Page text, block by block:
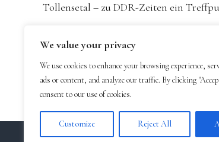
We value your privacy
We use cookies to enhance your browsing experience,
ads or content, and analyze our traffic. By clicking
consent to our use of cookies.
Customize Reject All
Tollensetal – zu DDR-Zeiten ein
Gespräche Allzumenschliches
BEITRAGSNAVIGATION
Neuere Beiträge
Copyright © 2026Johannes HeimrathAlle Texte Creative